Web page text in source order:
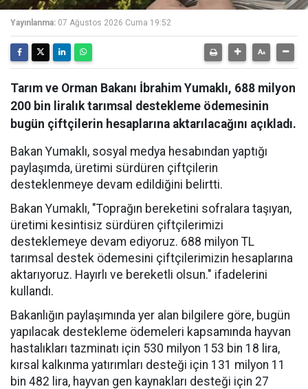
Yayınlanma: 07 Ağustos 2026 Cuma 19:52
Tarım ve Orman Bakanı İbrahim Yumaklı, 688 milyon
200 bin liralık tarımsal destekleme ödemesinin
bugün çiftçilerin hesaplarına aktarılacağını açıkladı.
Bakan Yumaklı, sosyal medya hesabından yaptığı
paylaşımda, üretimi sürdüren çiftçilerin
desteklenmeye devam edildiğini belirtti.
Bakan Yumaklı, "Toprağın bereketini sofralara taşıyan,
üretimi kesintisiz sürdüren çiftçilerimizi
desteklemeye devam ediyoruz. 688 milyon TL
tarımsal destek ödemesini çiftçilerimizin hesaplarına
aktarıyoruz. Hayırlı ve bereketli olsun." ifadelerini
kullandı.
Bakanlığın paylaşımında yer alan bilgilere göre, bugün
yapılacak destekleme ödemeleri kapsamında hayvan
hastalıkları tazminatı için 530 milyon 153 bin 18 lira,
kırsal kalkınma yatırımları desteği için 131 milyon 11
bin 482 lira, hayvan gen kaynakları desteği için 27